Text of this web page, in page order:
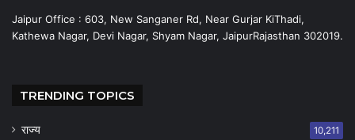
Jaipur Office : 603, New Sanganer Rd, Near Gurjar KiThadi,
Kathewa Nagar, Devi Nagar, Shyam Nagar, JaipurRajasthan 302019.
TRENDING TOPICS
राज्य 10,211